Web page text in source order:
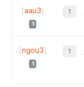
[aau3]
1
[ngou3]
1